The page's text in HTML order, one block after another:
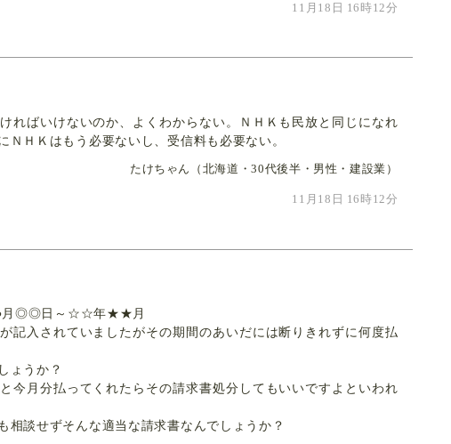
11月18日 16時12分
ればいけないのか、よくわからない。ＮＨＫも民放と同じになれ
ＮＨＫはもう必要ないし、受信料も必要ない。
たけちゃん（北海道・30代後半・男性・建設業）
11月18日 16時12分
月◎◎日～☆☆年★★月
入されていましたがその期間のあいだには断りきれずに何度払
ょうか？
今月分払ってくれたらその請求書処分してもいいですよといわれ
相談せずそんな適当な請求書なんでしょうか？